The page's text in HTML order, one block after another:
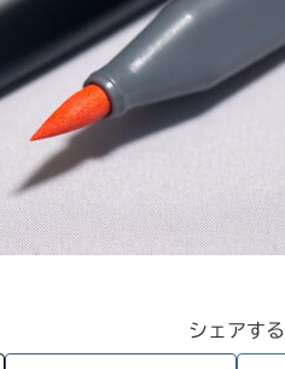
シェアする